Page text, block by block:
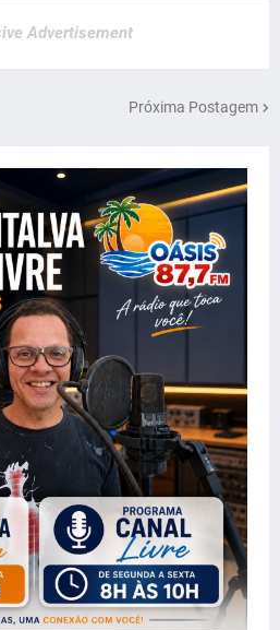
Advertisement
Próxima Postagem